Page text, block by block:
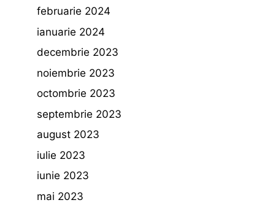
februarie 2024
ianuarie 2024
decembrie 2023
noiembrie 2023
octombrie 2023
septembrie 2023
august 2023
iulie 2023
iunie 2023
mai 2023